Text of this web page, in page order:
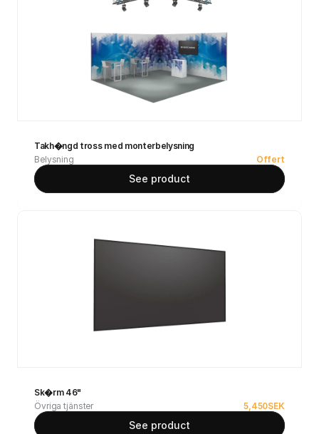
Takh�ngd tross med monterbelysning
Belysning
Offert
See product
Sk�rm 46"
Övriga tjänster
5,450SEK
See product